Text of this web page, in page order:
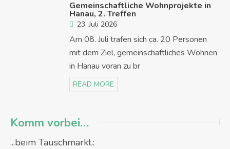
Gemeinschaftliche Wohnprojekte in
Hanau, 2. Treffen
23. Juli 2026
Am 08. Juli trafen sich ca. 20 Personen
mit dem Ziel, gemeinschaftliches Wohnen
in Hanau voran zu br
READ MORE
Komm vorbei…
...beim Tauschmarkt.: